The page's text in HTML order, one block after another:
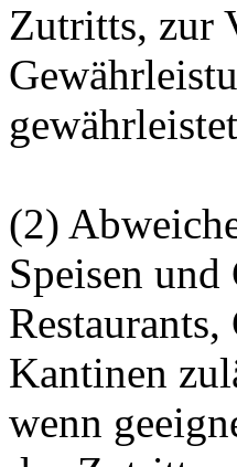
Zutritts, zur
(2)
Speisen
Kantinen
wenn